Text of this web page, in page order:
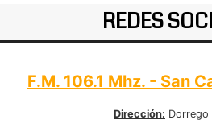
REDES
F.M. 106.1 Mhz. - San
Dirección: Dorrego